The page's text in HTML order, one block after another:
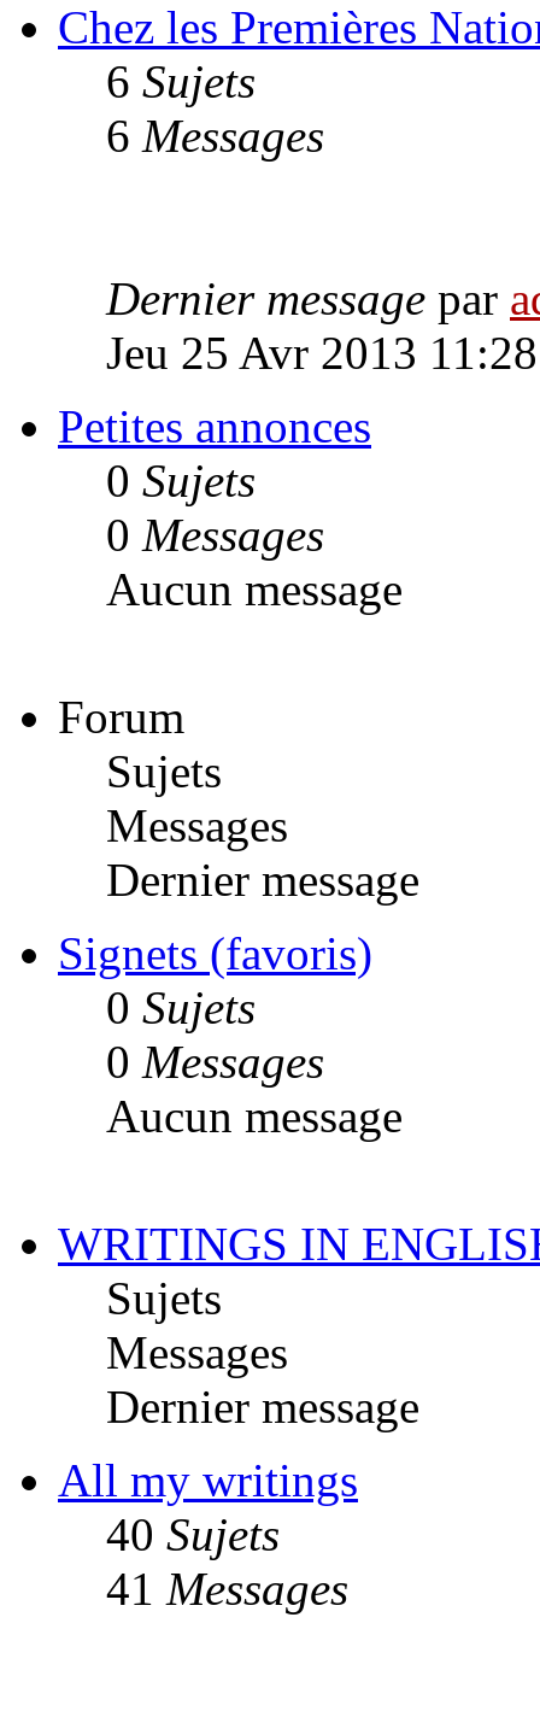
Chez les Premières
6 Sujets
6 Messages
Dernier message par
Jeu 25 Avr 2013 11:28
Petites annonces
0 Sujets
0 Messages
Aucun message
Forum
Sujets
Messages
Dernier message
Signets (favoris)
0 Sujets
0 Messages
Aucun message
WRITINGS IN
Sujets
Messages
Dernier message
All my writings
40 Sujets
41 Messages